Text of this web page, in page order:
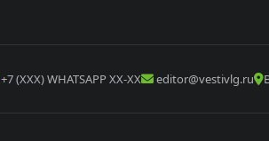
+7 (XXX) WHATSAPP XX-XX editor@vestivlg.ru